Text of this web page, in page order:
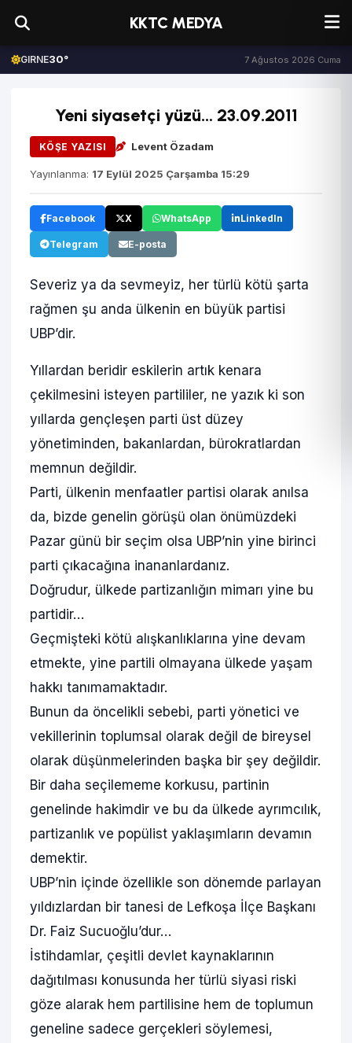
KKTC MEDYA
GIRNE30° 7 Ağustos 2026 Cuma
Yeni siyasetçi yüzü… 23.09.2011
KÖŞE YAZISI Levent Özadam
Yayınlanma: 17 Eylül 2025 Çarşamba 15:29
Facebook X WhatsApp LinkedIn
Telegram E-posta
Severiz ya da sevmeyiz, her türlü kötü şarta
rağmen şu anda ülkenin en büyük partisi
UBP’dir.
Yıllardan beridir eskilerin artık kenara
çekilmesini isteyen partililer, ne yazık ki son
yıllarda gençleşen parti üst düzey
yönetiminden, bakanlardan, bürokratlardan
memnun değildir.
Parti, ülkenin menfaatler partisi olarak anılsa
da, bizde genelin görüşü olan önümüzdeki
Pazar günü bir seçim olsa UBP’nin yine birinci
parti çıkacağına inananlardanız.
Doğrudur, ülkede partizanlığın mimarı yine bu
partidir…
Geçmişteki kötü alışkanlıklarına yine devam
etmekte, yine partili olmayana ülkede yaşam
hakkı tanımamaktadır.
Bunun da öncelikli sebebi, parti yönetici ve
vekillerinin toplumsal olarak değil de bireysel
olarak düşünmelerinden başka bir şey değildir.
Bir daha seçilememe korkusu, partinin
genelinde hakimdir ve bu da ülkede ayrımcılık,
partizanlık ve popülist yaklaşımların devamın
demektir.
UBP’nin içinde özellikle son dönemde parlayan
yıldızlardan bir tanesi de Lefkoşa İlçe Başkanı
Dr. Faiz Sucuoğlu’dur…
İstihdamlar, çeşitli devlet kaynaklarının
dağıtılması konusunda her türlü siyasi riski
göze alarak hem partilisine hem de toplumun
geneline sadece gerçekleri söylemesi,